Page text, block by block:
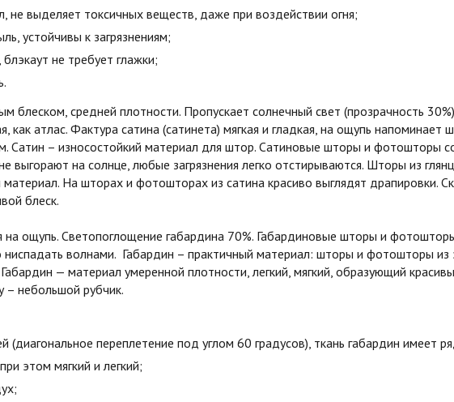
не выделяет токсичных веществ, даже при воздействии огня;
устойчивы к загрязнениям;
не требует глажки;
средней плотности. Пропускает солнечный свет (прозрачность
как атлас. Фактура сатина (сатинета) мягкая и гладкая, на ощупь напоминает
Сатин – износостойкий материал для штор. Сатиновые шторы и фотошторы
выгорают на солнце, любые загрязнения легко отстирываются. Шторы из
На шторах и фотошторах из сатина красиво выглядят драпировки.
блеск.
ощупь. Светопоглощение габардина 70%. Габардиновые шторы и фотошторы
ниспадать волнами. Габардин – практичный материал: шторы и фотошторы
— материал умеренной плотности, легкий, мягкий, образующий
– небольшой рубчик.
(диагональное переплетение под углом 60 градусов), ткань габардин имеет
этом мягкий и легкий;